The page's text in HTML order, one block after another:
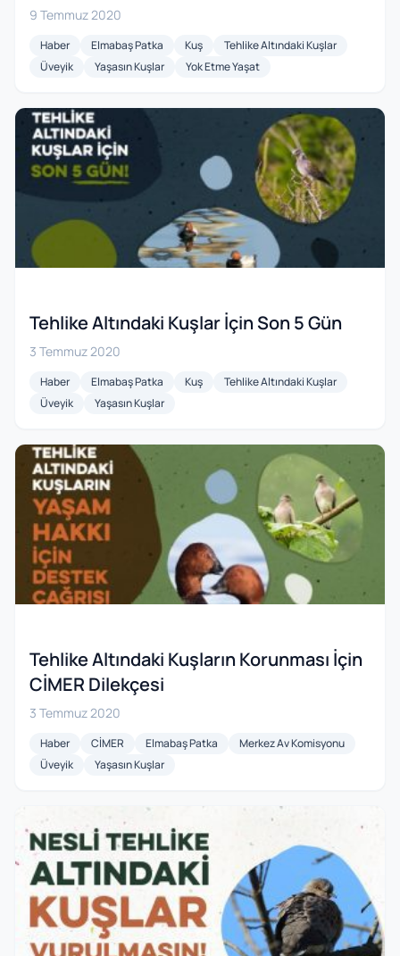
9 Temmuz 2020
Haber Elmabaş Patka Kuş
Tehlike Altındaki Kuşlar
Üveyik
Yaşasın Kuşlar Yok Etme Yaşat
Tehlike Altındaki Kuşlar İçin Son 5 Gün
3 Temmuz 2020
Haber Elmabaş Patka Kuş
Tehlike Altındaki Kuşlar
Üveyik
Yaşasın Kuşlar
Tehlike Altındaki Kuşların Korunması İçin
CİMER Dilekçesi
3 Temmuz 2020
Haber CİMER Elmabaş Patka
Merkez Av Komisyonu
Üveyik
Yaşasın Kuşlar